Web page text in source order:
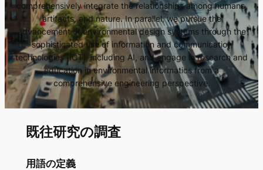
comprehensively integrate the relationships among humans,
artifacts, and nature. In parallel, we pursue the
advancement of environmental design systems through the
sophisticated use of information and communication
technologies (ICT), including AI, and engage in research and
education in environmental informatics from a
comprehensive engineering perspective.
既往研究の調査
用語の定義